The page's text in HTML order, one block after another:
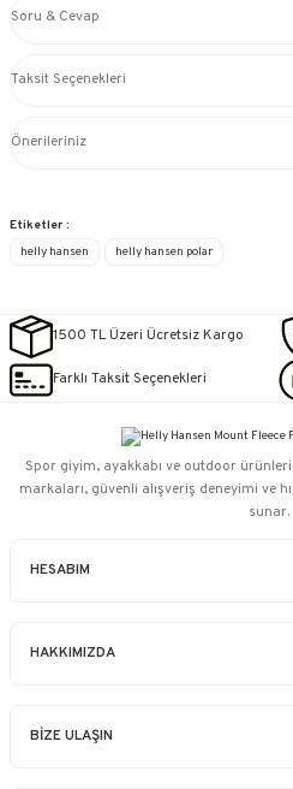
Soru & Cevap
Taksit Seçenekleri
Önerileriniz
Etiketler :
helly hansen
helly hansen polar
1500 TL Üzeri Ücretsiz Kargo
Farklı Taksit Seçenekleri
HESABIM
HAKKIMIZDA
BİZE ULAŞIN
Spor giyim, ayakkabı ve outdoor
markaları, güvenli alışveriş deneyimi ve
sunar.